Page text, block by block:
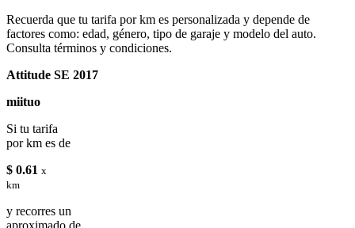
Recuerda que tu tarifa por km es personalizada y depende de
factores como: edad, género, tipo de garaje y modelo del auto.
Consulta términos y condiciones.
Attitude SE 2017
miituo
Si tu tarifa
por km es de
$ 0.61 x
km
y recorres un
aproximado de